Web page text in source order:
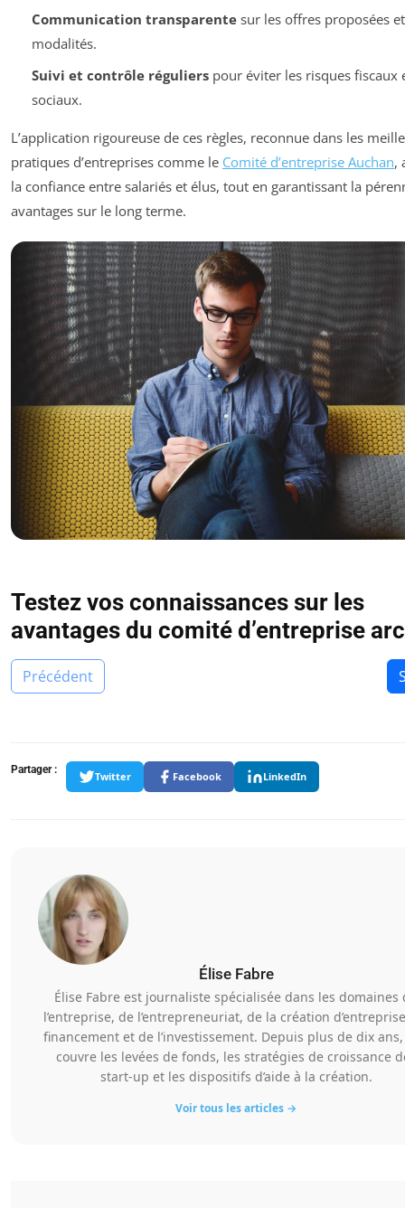
Communication transparentesur les offres proposées
modalités.
Suivi et contrôle régulierspour éviter les risques fiscaux
sociaux.
L’application rigoureuse de ces règles, reconnue dans les
pratiques d’entreprises comme le Comité d’entreprise Auchan,
la confiance entre salariés et élus, tout en garantissant la
avantages sur le long terme.
Testez vos connaissances sur les
avantages du comité d’entreprise arc
Précédent
Partager : Twitter Facebook LinkedIn
Élise Fabre
Élise Fabre est journaliste spécialisée dans les domaines
l’entreprise, de l’entrepreneuriat, de la création
financement et de l’investissement. Depuis plus de dix
couvre les levées de fonds, les stratégies de croissance
start-up et les dispositifs d’aide à la création.
Voir tous les articles →